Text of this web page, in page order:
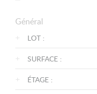
Général
+
LOT :
+ SURFACE :
+ ÉTAGE :